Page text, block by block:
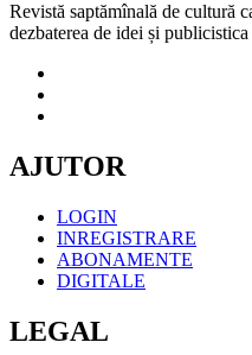
Revistă saptămînală de cultură
dezbaterea de idei și
AJUTOR
LOGIN
INREGISTRARE
ABONAMENTE
DIGITALE
LEGAL